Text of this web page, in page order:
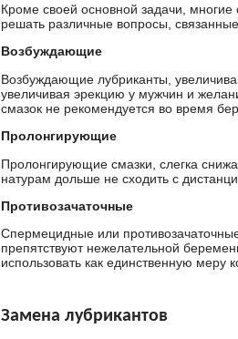
Кроме своей основной задачи,
решать различные вопросы,
Возбуждающие
Возбуждающие лубриканты,
увеличивая эрекцию у мужчин и
смазок не рекомендуется во время
Пролонгирующие
Пролонгирующие смазки, слегка
натурам дольше не сходить с
Противозачаточные
Спермецидные или
препятствуют нежелательной
использовать как единственную меру
Замена лубрикантов